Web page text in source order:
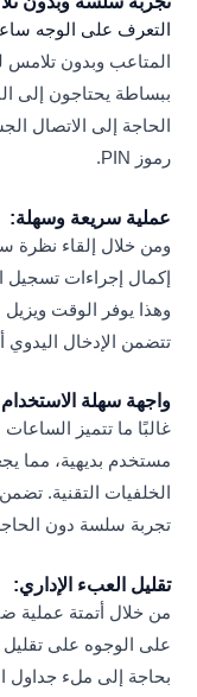
التعرف على الوجه
المتاعب وبدون
ببساطة يحتاجون إلى
الحاجة إلى الاتصال
رموز PIN.
عملية سريعة وسهلة:
ومن خلال إلقاء نظرة
إكمال إجراءات
وهذا يوفر الوقت ويزيل
تتضمن الإدخال اليدوي
واجهة سهلة
غالبًا ما تتميز
مستخدم بديهية، مما
الخلفيات التقنية.
تجربة سلسة دون
تقليل العبء الإداري:
من خلال أتمتة عملية
على الوجوه على تقليل
بحاجة إلى ملء جداول